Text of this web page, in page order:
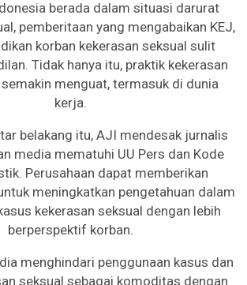
berada dalam situasi darurat
pemberitaan yang mengabaikan KEJ,
korban kekerasan seksual sulit
Tidak hanya itu, praktik kekerasan
menguat, termasuk di dunia
kerja.
belakang itu, AJI mendesak jurnalis
media mematuhi UU Pers dan Kode
Perusahaan dapat memberikan
meningkatkan pengetahuan dalam
kekerasan seksual dengan lebih
berperspektif korban.
menghindari penggunaan kasus dan
seksual sebagai komoditas dengan